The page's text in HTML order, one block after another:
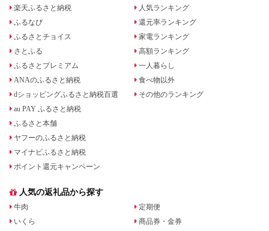
楽天ふるさと納税
ふるなび
ふるさとチョイス
さとふる
ふるさとプレミアム
ANAのふるさと納税
dショッピングふるさと納税百選
au PAY ふるさと納税
ふるさと本舗
ヤフーのふるさと納税
マイナビふるさと納税
ポイント還元キャンペーン
人気ランキング
還元率ランキング
家電ランキング
高額ランキング
一人暮らし
食べ物以外
その他のランキング
人気の返礼品から探す
牛肉
いくら
定期便
商品券・金券